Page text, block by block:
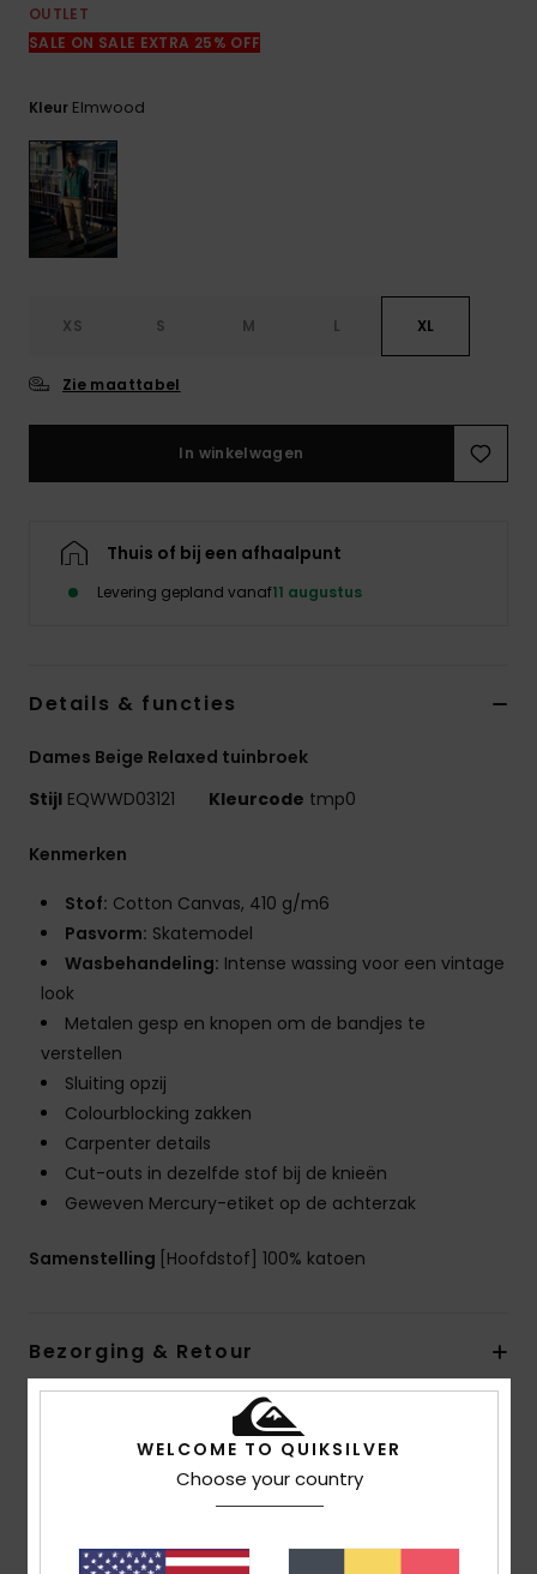
OUTLET
SALE ON SALE EXTRA 25% OFF
Kleur Elmwood
XS S M L XL
Zie maattabel
In winkelwagen
Thuis of bij een afhaalpunt
Levering gepland vanaf11 augustus
Details & functies
Dames Beige Relaxed tuinbroek
Stijl EQWWD03121 Kleurcode tmp0
Kenmerken
Stof: Cotton Canvas, 410 g/m6
Pasvorm: Skatemodel
Wasbehandeling: Intense wassing voor een vintage
look
Metalen gesp en knopen om de bandjes te
verstellen
Sluiting opzij
Colourblocking zakken
Carpenter details
Cut-outs in dezelfde stof bij de knieën
Geweven Mercury-etiket op de achterzak
Samenstelling [Hoofdstof] 100% katoen
Bezorging & Retour
Reviews van klanten
WELCOME TO QUIKSILVER
Choose your country